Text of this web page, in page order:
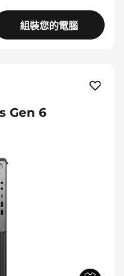
組裝您的電腦
Gen 6